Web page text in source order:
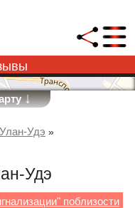
↓
Удэ »
Удэ
поблизости